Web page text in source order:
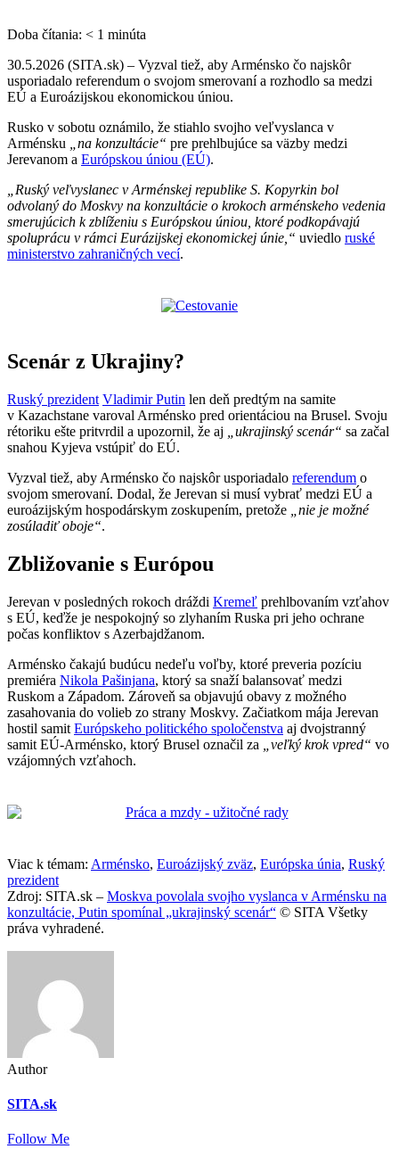
Doba čítania: < 1 minúta
30.5.2026 (SITA.sk) – Vyzval tiež, aby Arménsko čo najskôr
usporiadalo referendum o svojom smerovaní a rozhodlo sa medzi
EÚ a Euroázijskou ekonomickou úniou.
Rusko v sobotu oznámilo, že stiahlo svojho veľvyslanca v
Arménsku
„na konzultácie“ pre prehlbujúce sa väzby medzi
Jerevanom a Európskou úniou (EÚ).
„Ruský veľvyslanec v Arménskej republike S. Kopyrkin bol
odvolaný do Moskvy na konzultácie o krokoch arménskeho vedenia
smerujúcich k zblíženiu s Európskou úniou, ktoré podkopávajú
spoluprácu v rámci Eurázijskej ekonomickej únie,“ uviedlo ruské
ministerstvo zahraničných vecí.
Scenár z Ukrajiny?
Ruský prezident Vladimir Putin len deň predtým na samite
v Kazachstane varoval Arménsko pred orientáciou na Brusel. Svoju
rétoriku ešte pritvrdil a upozornil, že aj
„ukrajinský scenár“ sa začal
snahou Kyjeva vstúpiť do EÚ.
Vyzval tiež, aby Arménsko čo najskôr usporiadalo referendum o
svojom smerovaní. Dodal, že Jerevan si musí vybrať medzi EÚ a
euroázijským hospodárskym zoskupením, pretože
„nie je možné
zosúladiť oboje“.
Zbližovanie s Európou
Jerevan v posledných rokoch dráždi Kremeľ prehlbovaním vzťahov
s EÚ, keďže je nespokojný so zlyhaním Ruska pri jeho ochrane
počas konfliktov s Azerbajdžanom.
Arménsko čakajú budúcu nedeľu voľby, ktoré preveria pozíciu
premiéra Nikola Pašinjana, ktorý sa snaží balansovať medzi
Ruskom a Západom. Zároveň sa objavujú obavy z možného
zasahovania do volieb zo strany Moskvy. Začiatkom mája Jerevan
hostil samit Európskeho politického spoločenstva aj dvojstranný
samit EÚ-Arménsko, ktorý Brusel označil za
„veľký krok vpred“ vo
vzájomných vzťahoch.
Viac k témam: Arménsko, Euroázijský zväz, Európska únia, Ruský
prezident
Zdroj: SITA.sk – Moskva povolala svojho vyslanca v Arménsku na
konzultácie, Putin spomínal „ukrajinský scenár“ © SITA Všetky
práva vyhradené.
Author
SITA.sk
Follow Me